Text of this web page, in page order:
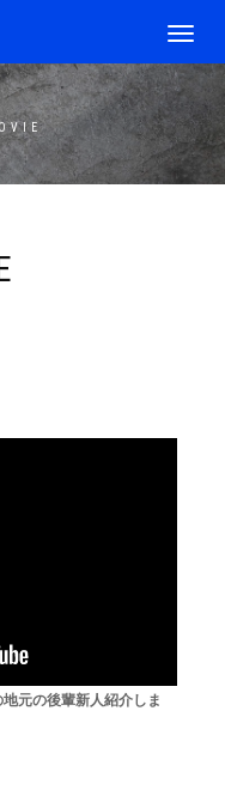
Toggle
元の後輩新人紹介しま